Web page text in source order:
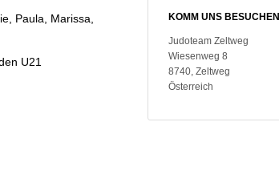
Paula, Marissa,
U21
KOMM UNS BESUCHEN
Judoteam Zeltweg
Wiesenweg 8
8740, Zeltweg
Österreich